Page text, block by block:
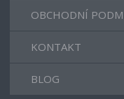
OBCHODNÍ
KONTAKT
BLOG